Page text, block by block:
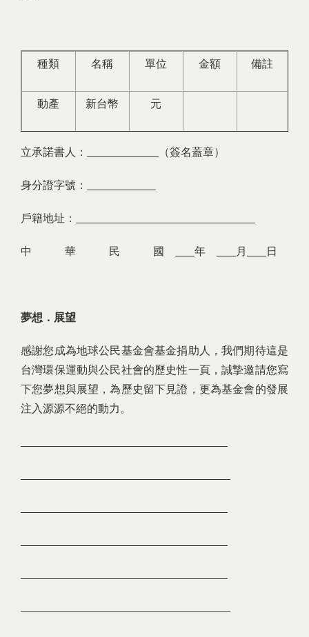
種類 名稱 單位 金額 備註
動產 新台幣 元
立承諾書人： （簽名蓋章）
身分證字號：
戶籍地址：
中 華 民 國 年 月 日
夢想．展望
感謝您成為地球公民基金會基金捐助人，我們期待這是
台灣環保運動與公民社會的歷史性一頁，誠摯邀請您寫
下您夢想與展望，為歷史留下見證，更為基金會的發展
注入源源不絕的動力。